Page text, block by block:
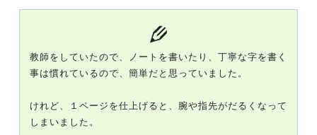
教師をしていたので、ノートを書いたり、丁寧な字を書く
事は慣れているので、簡単だと思っていました。
けれど、１ページを仕上げると、腕や指先がだるくなって
しまいました。